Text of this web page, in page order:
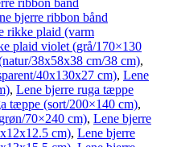
ribbon bånd
bjerre ribbon bånd
rikke plaid (varm
plaid violet (grå/170×130
38x58x38 cm/38 cm),
40x130x27 cm), Lene
, Lene bjerre ruga tæppe
tæppe (sort/200×140 cm),
70×240 cm), Lene bjerre
cm), Lene bjerre